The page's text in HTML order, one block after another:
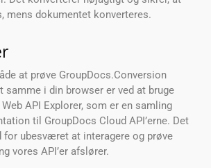
mens dokumentet konverteres.
at prøve GroupDocs.Conversion
samme i din browser er ved at bruge
API Explorer, som er en samling
til GroupDocs Cloud API’erne. Det
for ubesværet at interagere og prøve
vores API’er afslører.